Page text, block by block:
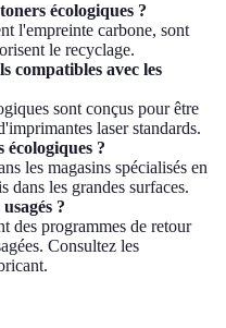
écologiques ?
l'empreinte carbone, sont
le recyclage.
compatibles avec les
sont conçus pour être
laser standards.
écologiques ?
les magasins spécialisés en
dans les grandes surfaces.
?
des programmes de retour
Consultez les